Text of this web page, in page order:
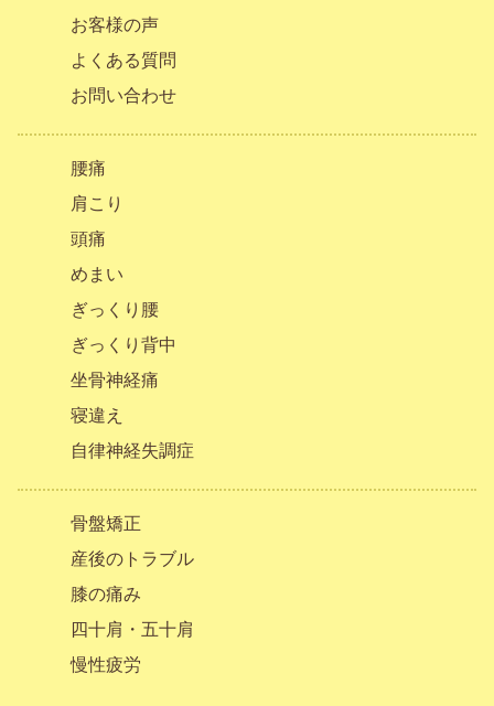
お客様の声
よくある質問
お問い合わせ
腰痛
肩こり
頭痛
めまい
ぎっくり腰
ぎっくり背中
坐骨神経痛
寝違え
自律神経失調症
骨盤矯正
産後のトラブル
膝の痛み
四十肩・五十肩
慢性疲労